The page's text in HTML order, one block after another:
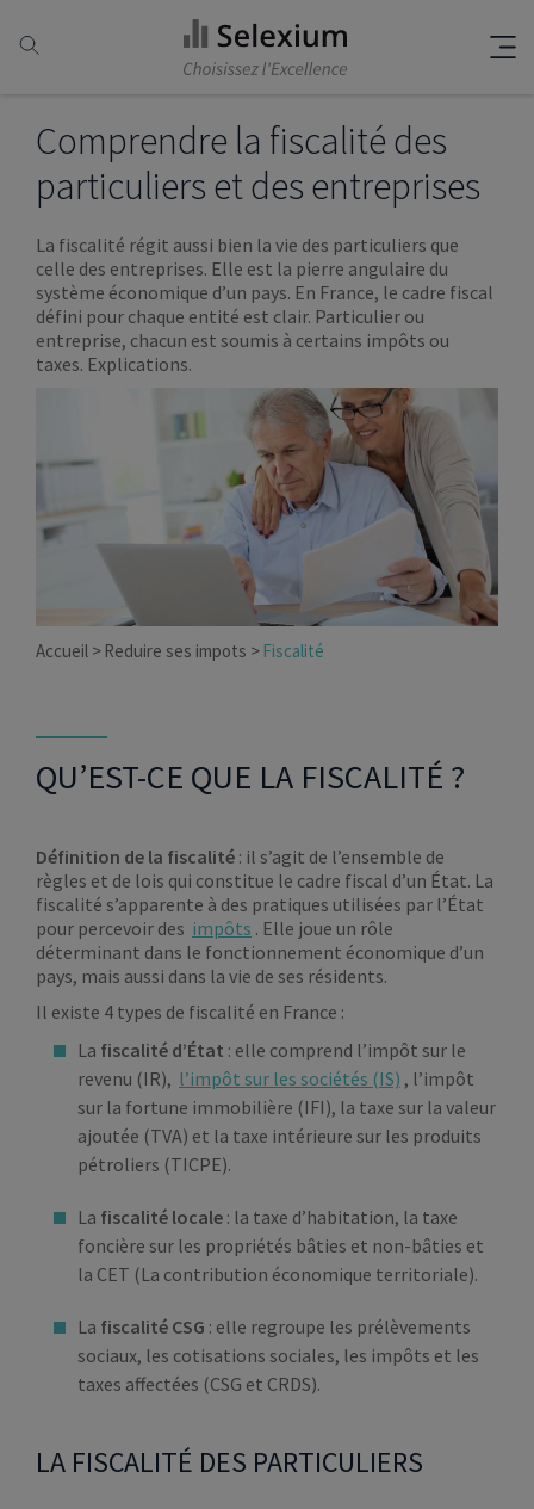
Comprendre la fiscalité des
particuliers et des entreprises
La fiscalité régit aussi bien la vie des particuliers que
celle des entreprises. Elle est la pierre angulaire du
système économique d’un pays. En France, le cadre fiscal
défini pour chaque entité est clair. Particulier ou
entreprise, chacun est soumis à certains impôts ou
taxes. Explications.
Accueil Reduire ses impots Fiscalité
QU’EST-CE QUE LA FISCALITÉ ?
Définition de la fiscalité : il s’agit de l’ensemble de
règles et de lois qui constitue le cadre fiscal d’un État. La
fiscalité s’apparente à des pratiques utilisées par l’État
pour percevoir des impôts . Elle joue un rôle
déterminant dans le fonctionnement économique d’un
pays, mais aussi dans la vie de ses résidents.
Il existe 4 types de fiscalité en France :
La fiscalité d’État : elle comprend l’impôt sur le
revenu (IR), l’impôt sur les sociétés (IS) , l’impôt
sur la fortune immobilière (IFI), la taxe sur la valeur
ajoutée (TVA) et la taxe intérieure sur les produits
pétroliers (TICPE).
La fiscalité locale : la taxe d’habitation, la taxe
foncière sur les propriétés bâties et non-bâties et
la CET (La contribution économique territoriale).
La fiscalité CSG : elle regroupe les prélèvements
sociaux, les cotisations sociales, les impôts et les
taxes affectées (CSG et CRDS).
LA FISCALITÉ DES PARTICULIERS